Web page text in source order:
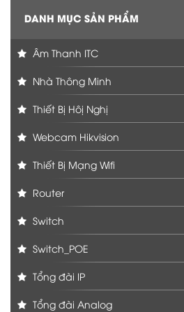
DANH MỤC SẢN PHẨM
Âm Thanh ITC
Nhà Thông Minh
Thiết Bị Hôị Nghị
Webcam Hikvision
Thiết Bị Mạng Wifi
Router
Switch
Switch_POE
Tổng đài IP
Tổng đài Analog